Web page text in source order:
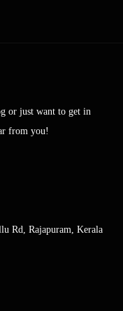
or just want to get in
from you!
Rd, Rajapuram, Kerala